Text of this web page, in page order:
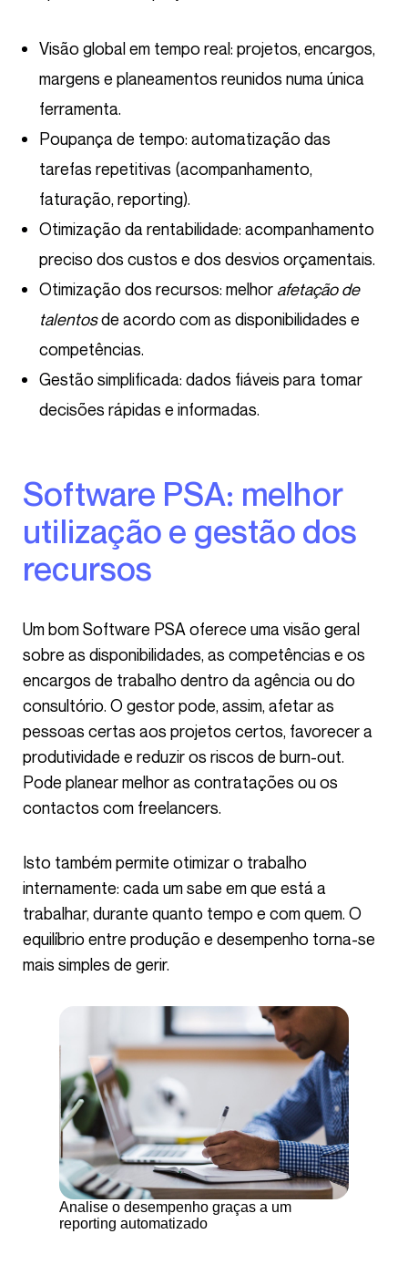
Visão global em tempo real: projetos, encargos,
margens e planeamentos reunidos numa única
ferramenta.
Poupança de tempo: automatização das
tarefas repetitivas (acompanhamento,
faturação, reporting).
Otimização da rentabilidade: acompanhamento
preciso dos custos e dos desvios orçamentais.
Otimização dos recursos: melhor afetação de
talentosde acordo com as disponibilidades e
competências.
Gestão simplificada: dados fiáveis para tomar
decisões rápidas e informadas.
Software PSA: melhor
utilização e gestão dos
recursos
Um bom Software PSA oferece uma visão geral
sobre as disponibilidades, as competências e os
encargos de trabalho dentro da agência ou do
consultório. O gestor pode, assim, afetar as
pessoas certas aos projetos certos, favorecer a
produtividade e reduzir os riscos de burn-out.
Pode planear melhor as contratações ou os
contactos com freelancers.
Isto também permite otimizar o trabalho
internamente: cada um sabe em que está a
trabalhar, durante quanto tempo e com quem. O
equilíbrio entre produção e desempenho torna-se
mais simples de gerir.
Analise o desempenho graças a um
reporting automatizado